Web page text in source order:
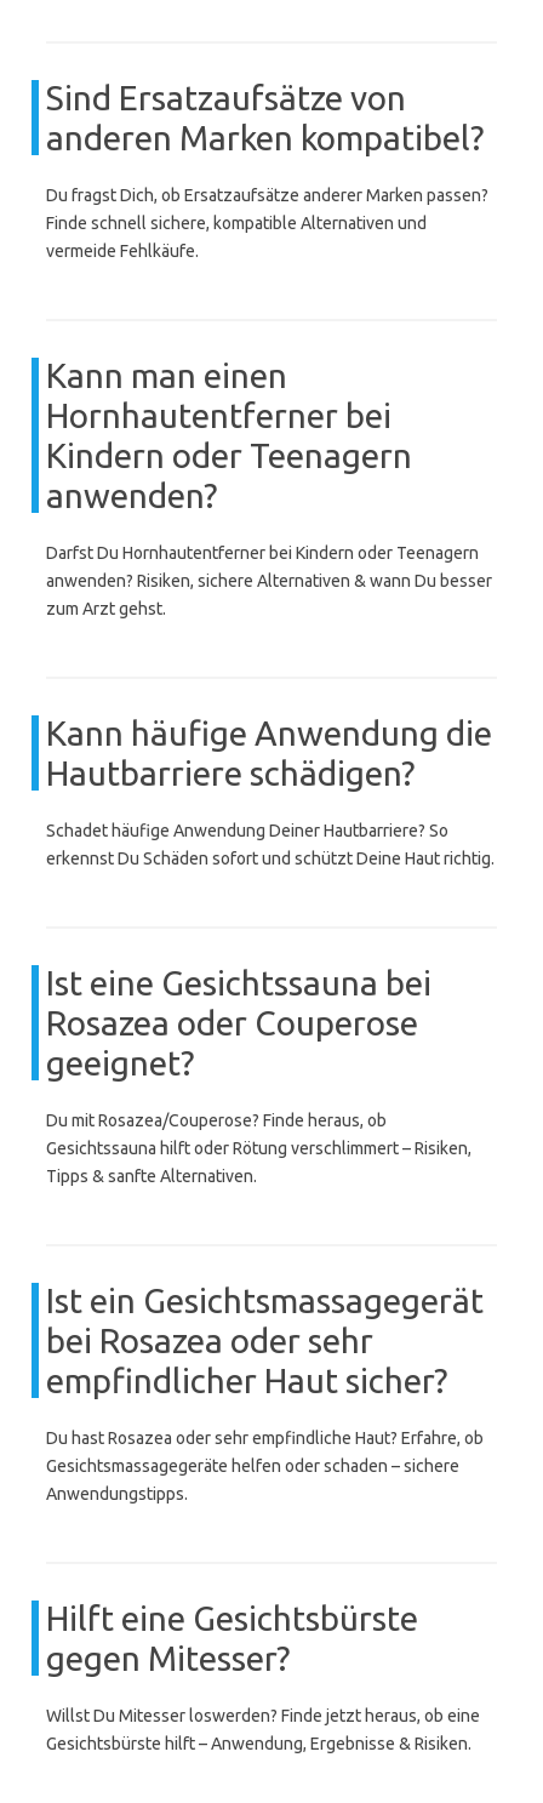
Sind Ersatzaufsätze von
anderen Marken kompatibel?
Du fragst Dich, ob Ersatzaufsätze anderer Marken passen?
Finde schnell sichere, kompatible Alternativen und
vermeide Fehlkäufe.
Kann man einen
Hornhautentferner bei
Kindern oder Teenagern
anwenden?
Darfst Du Hornhautentferner bei Kindern oder Teenagern
anwenden? Risiken, sichere Alternativen & wann Du besser
zum Arzt gehst.
Kann häufige Anwendung die
Hautbarriere schädigen?
Schadet häufige Anwendung Deiner Hautbarriere? So
erkennst Du Schäden sofort und schützt Deine Haut richtig.
Ist eine Gesichtssauna bei
Rosazea oder Couperose
geeignet?
Du mit Rosazea/Couperose? Finde heraus, ob
Gesichtssauna hilft oder Rötung verschlimmert – Risiken,
Tipps & sanfte Alternativen.
Ist ein Gesichtsmassagegerät
bei Rosazea oder sehr
empfindlicher Haut sicher?
Du hast Rosazea oder sehr empfindliche Haut? Erfahre, ob
Gesichtsmassagegeräte helfen oder schaden – sichere
Anwendungstipps.
Hilft eine Gesichtsbürste
gegen Mitesser?
Willst Du Mitesser loswerden? Finde jetzt heraus, ob eine
Gesichtsbürste hilft – Anwendung, Ergebnisse & Risiken.